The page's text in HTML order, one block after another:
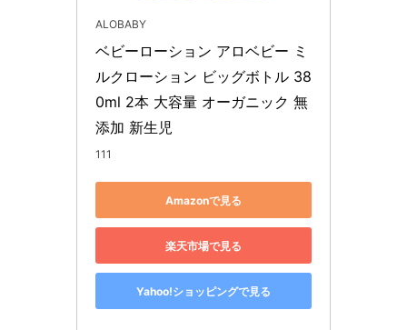
ALOBABY
ベビーローション アロベビー ミ
ルクローション ビッグボトル 38
0ml 2本 大容量 オーガニック 無
添加 新生児
111
Amazonで見る
楽天市場で見る
Yahoo!ショッピングで見る